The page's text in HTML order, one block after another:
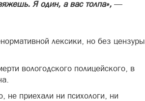
Я один, а вас толпа», —
лексики, но без цензуры
вологодского полицейского, в
не приехали ни психологи, ни